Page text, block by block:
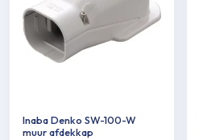
Inaba Denko SW-100-W
muur afdekkap